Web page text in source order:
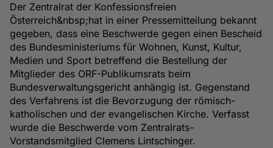
Der Zentralrat der Konfessionsfreien
Österreich&nbsp;hat in einer Pressemitteilung bekannt
gegeben, dass eine Beschwerde gegen einen Bescheid
des Bundesministeriums für Wohnen, Kunst, Kultur,
Medien und Sport betreffend die Bestellung der
Mitglieder des ORF-Publikumsrats beim
Bundesverwaltungsgericht anhängig ist. Gegenstand
des Verfahrens ist die Bevorzugung der römisch-
katholischen und der evangelischen Kirche. Verfasst
wurde die Beschwerde vom Zentralrats-
Vorstandsmitglied Clemens Lintschinger.